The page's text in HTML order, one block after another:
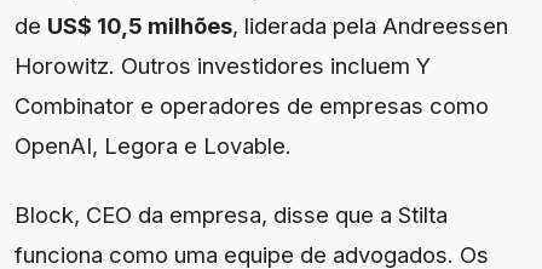
de US$ 10,5 milhões, liderada pela Andreessen
Horowitz. Outros investidores incluem Y
Combinator e operadores de empresas como
OpenAI, Legora e Lovable.
Block, CEO da empresa, disse que a Stilta
funciona como uma equipe de advogados. Os